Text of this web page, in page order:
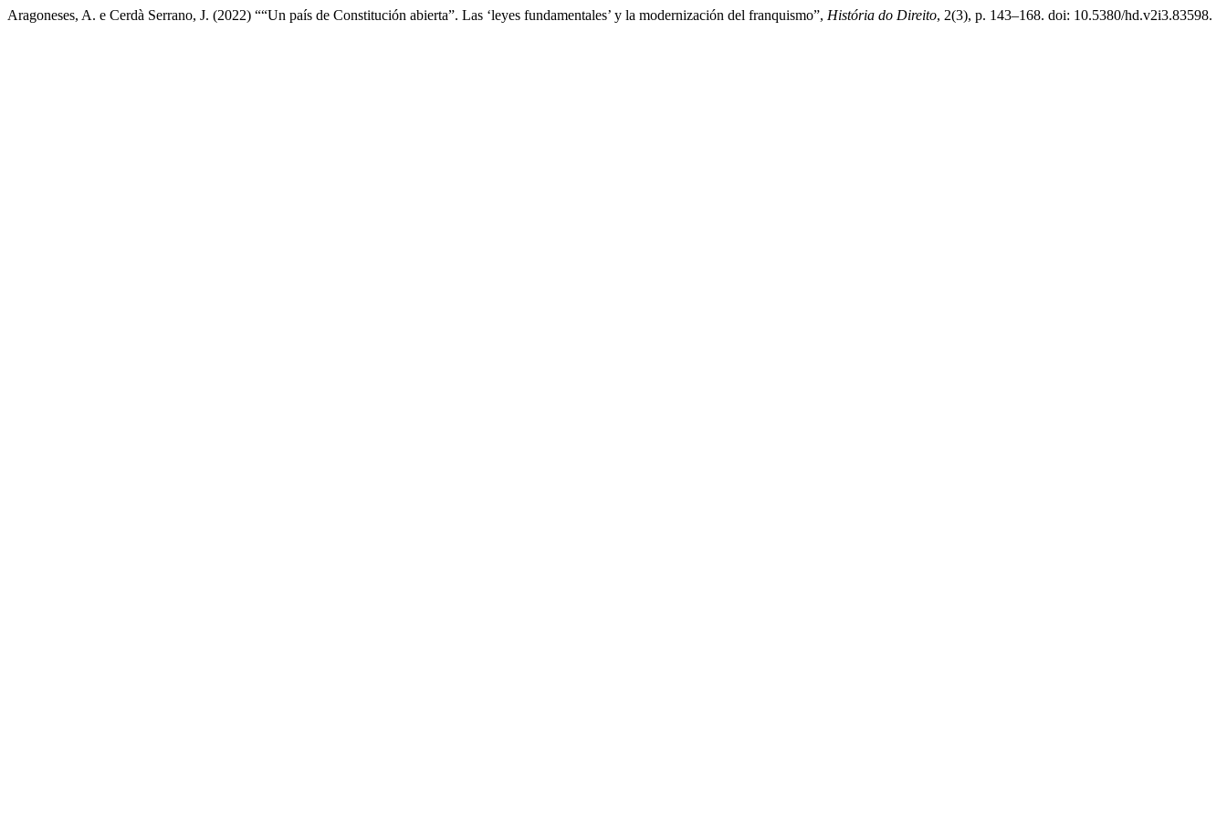
Aragoneses, A. e Cerdà Serrano, J. (2022) ““Un país de Constitución abierta”. Las ‘leyes fundamentales’ y la modernización del franquismo”, História do Direito, 2(3), p. 143–168. doi: 10.5380/hd.v2i3.83598.